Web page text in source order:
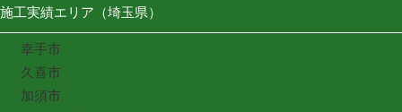
施工実績エリア（埼玉県）
幸手市
久喜市
加須市